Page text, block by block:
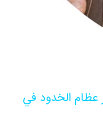
الخدود في